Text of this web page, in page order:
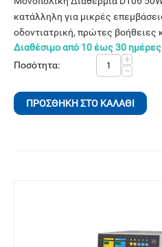
κατάλληλη για μικρές
οδοντιατρική, πρώτες βοήθειες
Διαθέσιμο από 10 έως 30 ημέρες
Ποσότητα:
+
−
ΠΡΟΣΘΉΚΗ ΣΤΟ ΚΑΛΆΘΙ